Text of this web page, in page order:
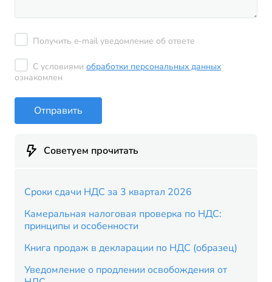
Получить e-mail уведомление об ответе
С условиями обработки персональных данных
ознакомлен
Отправить
Советуем прочитать
Сроки сдачи НДС за 3 квартал 2026
Камеральная налоговая проверка по НДС:
принципы и особенности
Книга продаж в декларации по НДС (образец)
Уведомление о продлении освобождения от